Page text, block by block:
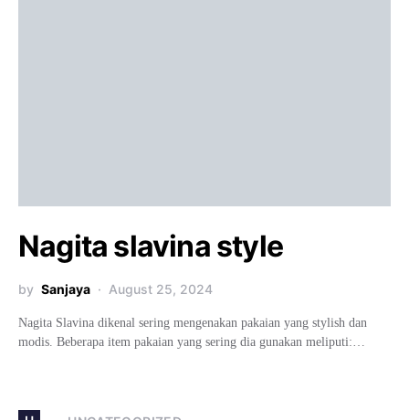
Nagita slavina style
by Sanjaya August 25, 2024
Nagita Slavina dikenal sering mengenakan pakaian yang stylish dan
modis. Beberapa item pakaian yang sering dia gunakan meliputi:…